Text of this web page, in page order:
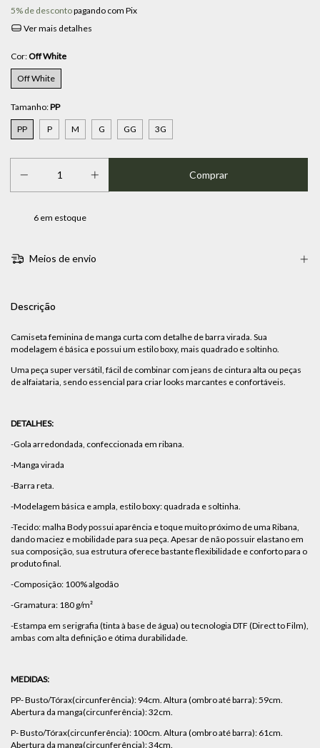
5% de descontopagando com Pix
Ver mais detalhes
Cor:Off White
Off White
Tamanho:PP
PP P M G GG 3G
6em estoque
Meios de envio
Descrição
Camiseta feminina de manga curta com detalhe de barra virada. Sua
modelagem é básica e possui um estilo boxy, mais quadrado e soltinho.
Uma peça super versátil, fácil de combinar com jeans de cintura alta ou peças
de alfaiataria, sendo essencial para criar looks marcantes e confortáveis.
DETALHES:
-Gola arredondada, confeccionada em ribana.
-Manga virada
-Barra reta.
-Modelagem básica e ampla, estilo boxy: quadrada e soltinha.
-Tecido: malha Body possui aparência e toque muito próximo de uma Ribana,
dando maciez e mobilidade para sua peça. Apesar de não possuir elastano em
sua composição, sua estrutura oferece bastante flexibilidade e conforto para o
produto final.
-Composição: 100% algodão
-Gramatura: 180 g/m²
-Estampa em serigrafia (tinta à base de água) ou tecnologia DTF (Direct to Film),
ambas com alta definição e ótima durabilidade.
MEDIDAS:
PP- Busto/Tórax(circunferência): 94cm. Altura (ombro até barra): 59cm.
Abertura da manga(circunferência): 32cm.
P- Busto/Tórax(circunferência): 100cm. Altura (ombro até barra): 61cm.
Abertura da manga(circunferência): 34cm.